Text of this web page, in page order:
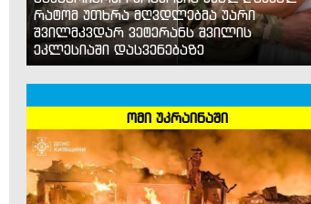
რატომ უთხრა მღვდლებმა უარი
შვილმკვდარ ვეტერანს შვილის
ეკლესიაში დასვენებაზე
ომი უკრაინაში